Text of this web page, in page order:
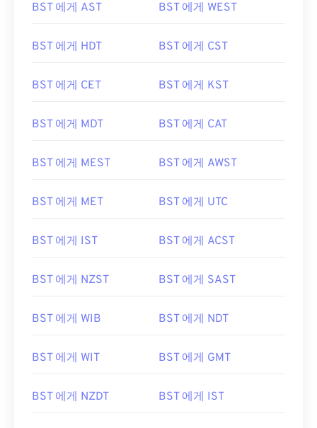
BST 에게 AST BST 에게 WEST
BST 에게 HDT BST 에게 CST
BST 에게 CET BST 에게 KST
BST 에게 MDT BST 에게 CAT
BST 에게 MEST BST 에게 AWST
BST 에게 MET BST 에게 UTC
BST 에게 IST BST 에게 ACST
BST 에게 NZST BST 에게 SAST
BST 에게 WIB BST 에게 NDT
BST 에게 WIT BST 에게 GMT
BST 에게 NZDT BST 에게 IST